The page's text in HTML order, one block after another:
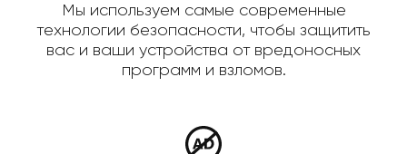
Мы используем самые современные
технологии безопасности, чтобы защитить
вас и ваши устройства от вредоносных
программ и взломов.